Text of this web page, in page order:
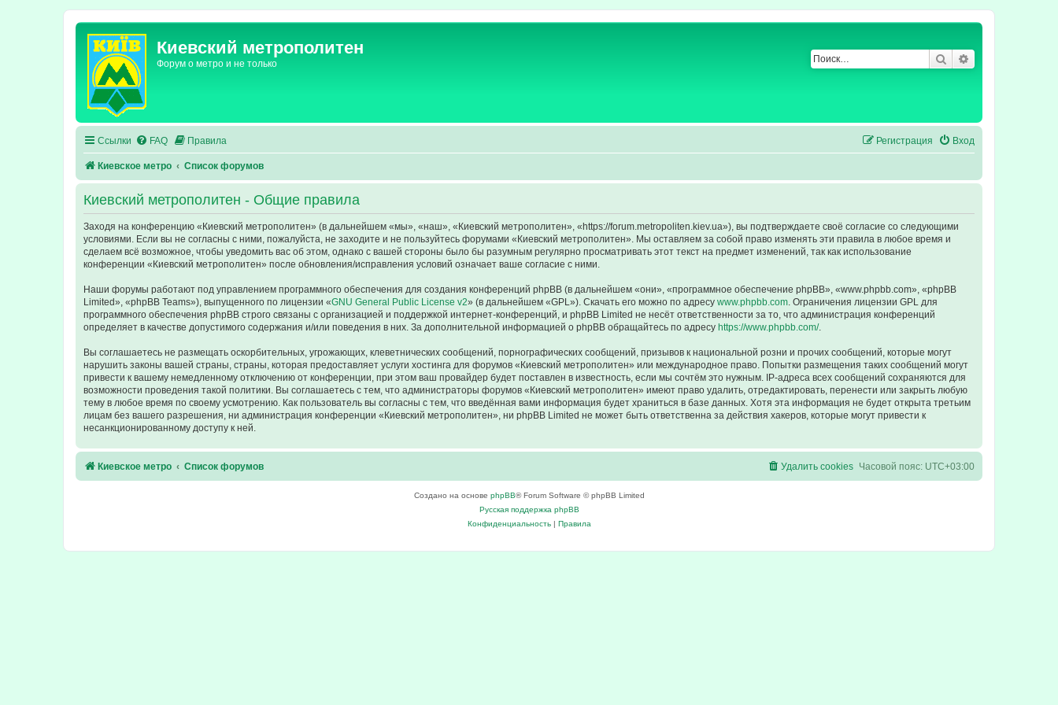
Киевский метрополитен
Форум о метро и не только Поиск
Ссылки FAQ Правила Вход
Регистрация
Киевское метро Список форумов
Киевский метрополитен - Общие правила
Заходя на конференцию «Киевский метрополитен» (в дальнейшем «мы», «наш», «Киевский метрополитен», «https://forum.metropoliten.kiev.ua»), вы подтверждаете своё согласие со следующими
условиями. Если вы не согласны с ними, пожалуйста, не заходите и не пользуйтесь форумами «Киевский метрополитен». Мы оставляем за собой право изменять эти правила в любое время и
сделаем всё возможное, чтобы уведомить вас об этом, однако с вашей стороны было бы разумным регулярно просматривать этот текст на предмет изменений, так как использование
конференции «Киевский метрополитен» после обновления/исправления условий означает ваше согласие с ними.
Наши форумы работают под управлением программного обеспечения для создания конференций phpBB (в дальнейшем «они», «программное обеспечение phpBB», «www.phpbb.com», «phpBB
Limited», «phpBB Teams»), выпущенного по лицензии «GNU General Public License v2» (в дальнейшем «GPL»). Скачать его можно по адресу www.phpbb.com. Ограничения лицензии GPL для
программного обеспечения phpBB строго связаны с организацией и поддержкой интернет-конференций, и phpBB Limited не несёт ответственности за то, что администрация конференций
определяет в качестве допустимого содержания и/или поведения в них. За дополнительной информацией о phpBB обращайтесь по адресу https://www.phpbb.com/.
Вы соглашаетесь не размещать оскорбительных, угрожающих, клеветнических сообщений, порнографических сообщений, призывов к национальной розни и прочих сообщений, которые могут
нарушить законы вашей страны, страны, которая предоставляет услуги хостинга для форумов «Киевский метрополитен» или международное право. Попытки размещения таких сообщений могут
привести к вашему немедленному отключению от конференции, при этом ваш провайдер будет поставлен в известность, если мы сочтём это нужным. IP-адреса всех сообщений сохраняются для
возможности проведения такой политики. Вы соглашаетесь с тем, что администраторы форумов «Киевский метрополитен» имеют право удалить, отредактировать, перенести или закрыть любую
тему в любое время по своему усмотрению. Как пользователь вы согласны с тем, что введённая вами информация будет храниться в базе данных. Хотя эта информация не будет открыта третьим
лицам без вашего разрешения, ни администрация конференции «Киевский метрополитен», ни phpBB Limited не может быть ответственна за действия хакеров, которые могут привести к
несанкционированному доступу к ней.
Киевское метро Список форумов Часовой пояс: UTC+03:00
Удалить cookies
Создано на основе phpBB® Forum Software © phpBB Limited
Русская поддержка phpBB
Конфиденциальность| Правила